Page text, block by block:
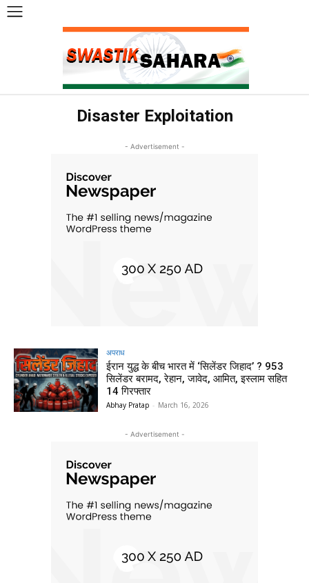
Disaster Exploitation
- Advertisement -
अपराध
ईरान युद्ध के बीच भारत में ‘सिलेंडर जिहाद’ ? 953
सिलेंडर बरामद, रेहान, जावेद, आमित, इस्लाम सहित
14 गिरफ्तार
Abhay Pratap - March 16, 2026
- Advertisement -